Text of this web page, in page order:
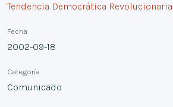
Tendencia Democrática
Fecha
2002-09-18
Categoría
Comunicado